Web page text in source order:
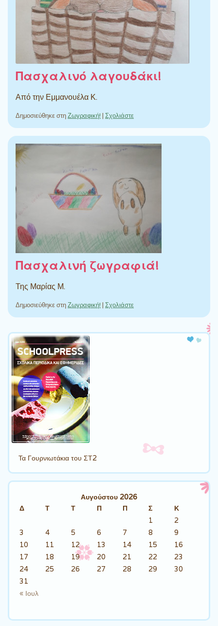
Πασχαλινό λαγουδάκι!
Από την Εμμανουέλα Κ.
Δημοσιεύθηκε στηΖωγραφική! | Σχολιάστε
Πασχαλινή ζωγραφιά!
Της Μαρίας Μ.
Δημοσιεύθηκε στηΖωγραφική! | Σχολιάστε
Πλοήγηση άρθρων
Τα Γουρνιωτάκια του ΣΤ2
Αυγούστου 2026
Δ
Τ Τ Π Π Σ Κ
« Ιουλ
1
2
3
4 5 6 7 8
9
10
11 12 13 14 15
16
17
18 19 20 21 22
23
24
25 26 27 28 29
30
31